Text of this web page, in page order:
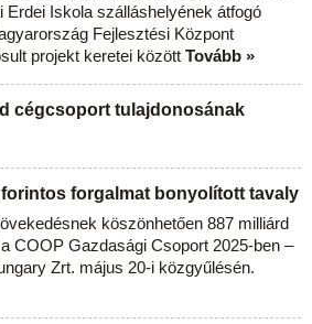
Erdei Iskola szálláshelyének átfogó
Fejlesztési Központ
projekt keretei között Tovább »
cégcsoport tulajdonosának
forintos forgalmat bonyolított tavaly
köszönhetően 887 milliárd
COOP Gazdasági Csoport 2025-ben –
Zrt. május 20-i közgyűlésén.